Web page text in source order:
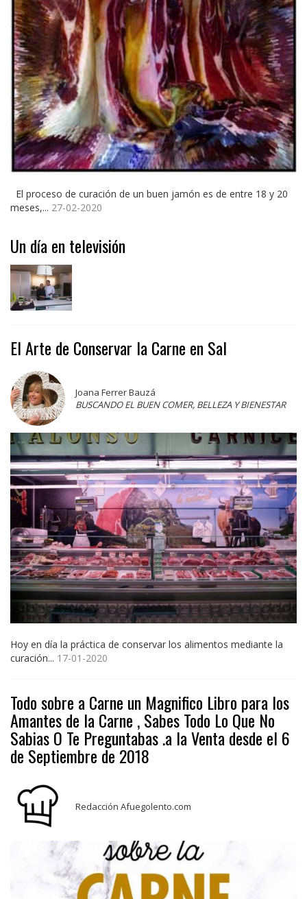
El proceso de curación de un buen jamón es de entre 18 y 20
meses,... 27-02-2020
Un día en televisión
El Arte de Conservar la Carne en Sal
Joana Ferrer Bauzá
BUSCANDO EL BUEN COMER, BELLEZA Y BIENESTAR
Hoy en día la práctica de conservar los alimentos mediante la
curación... 17-01-2020
Todo sobre a Carne un Magnifico Libro para los
Amantes de la Carne , Sabes Todo Lo Que No
Sabias O Te Preguntabas .a la Venta desde el 6
de Septiembre de 2018
Redacción Afuegolento.com